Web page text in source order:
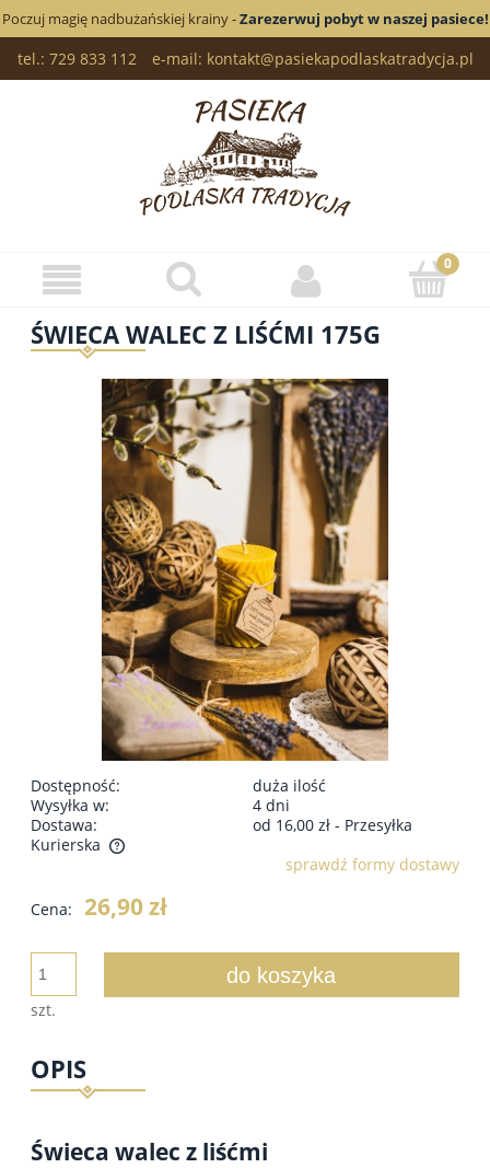
Poczuj magię nadbużańskiej krainy -Zarezerwuj pobyt w naszej pasiece!
tel.: 729 833 112 e-mail: kontakt@pasiekapodlaskatradycja.pl
ŚWIECA WALEC Z LIŚĆMI 175G
Dostępność:
duża ilość
Wysyłka w:
4 dni
Dostawa:
od 16,00 zł - Przesyłka
Kurierska
Cena nie zawiera ewentualnych kosztów płatności
sprawdź formy dostawy
Cena: 26,90 zł
szt.
do koszyka
OPIS
Świeca walec z liśćmi